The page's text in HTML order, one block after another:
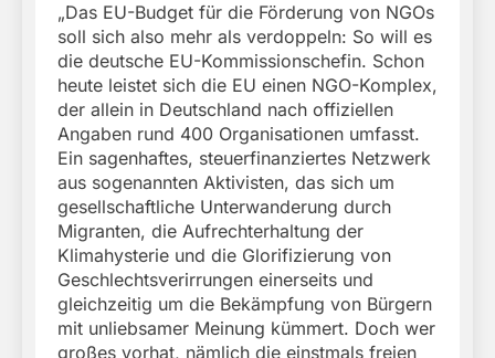
„Das EU-Budget für die Förderung von NGOs
soll sich also mehr als verdoppeln: So will es
die deutsche EU-Kommissionschefin. Schon
heute leistet sich die EU einen NGO-Komplex,
der allein in Deutschland nach offiziellen
Angaben rund 400 Organisationen umfasst.
Ein sagenhaftes, steuerfinanziertes Netzwerk
aus sogenannten Aktivisten, das sich um
gesellschaftliche Unterwanderung durch
Migranten, die Aufrechterhaltung der
Klimahysterie und die Glorifizierung von
Geschlechtsverirrungen einerseits und
gleichzeitig um die Bekämpfung von Bürgern
mit unliebsamer Meinung kümmert. Doch wer
großes vorhat, nämlich die einstmals freien